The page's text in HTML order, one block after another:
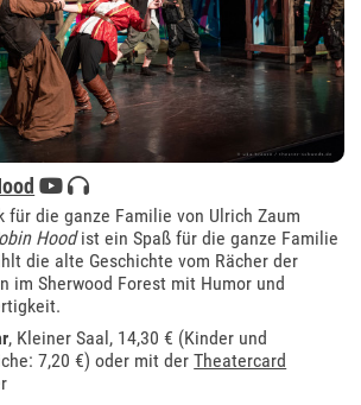
für die ganze Familie von Ulrich Zaum
Hoodist ein Spaß für die ganze Familie
die alte Geschichte vom Rächer der
im Sherwood Forest mit Humor und
, Kleiner Saal, 14,30 € (Kinder und
7,20 €) oder mit derTheatercard